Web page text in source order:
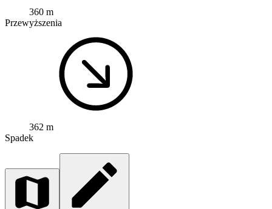
360 m
Przewyższenia
362 m
Spadek